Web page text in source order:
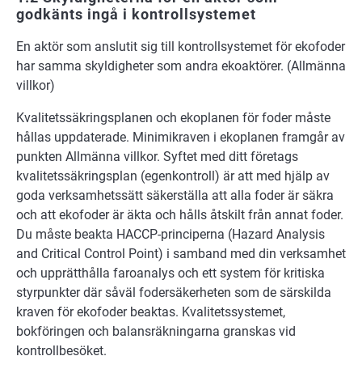
godkänts ingå i kontrollsystemet
En aktör som anslutit sig till kontrollsystemet för ekofoder
har samma skyldigheter som andra ekoaktörer. (Allmänna
villkor)
Kvalitetssäkringsplanen och ekoplanen för foder måste
hållas uppdaterade. Minimikraven i ekoplanen framgår av
punkten Allmänna villkor. Syftet med ditt företags
kvalitetssäkringsplan (egenkontroll) är att med hjälp av
goda verksamhetssätt säkerställa att alla foder är säkra
och att ekofoder är äkta och hålls åtskilt från annat foder.
Du måste beakta HACCP-principerna (Hazard Analysis
and Critical Control Point) i samband med din verksamhet
och upprätthålla faroanalys och ett system för kritiska
styrpunkter där såväl fodersäkerheten som de särskilda
kraven för ekofoder beaktas. Kvalitetssystemet,
bokföringen och balansräkningarna granskas vid
kontrollbesöket.